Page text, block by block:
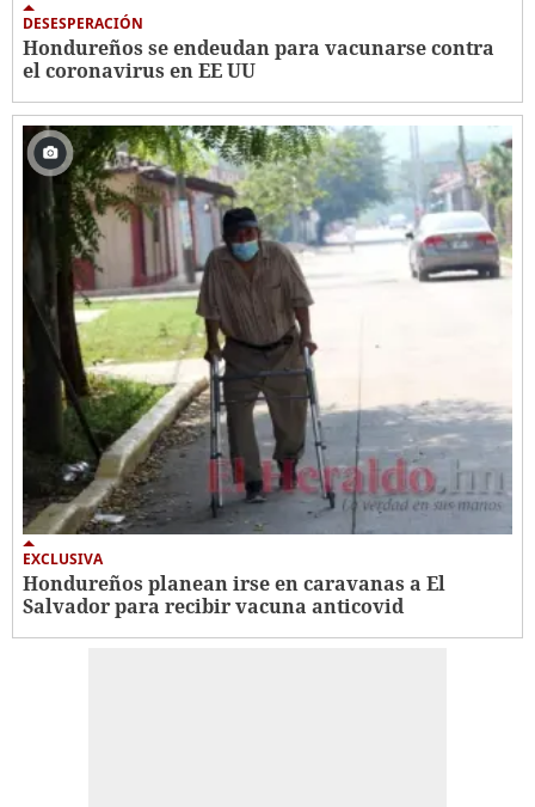
DESESPERACIÓN
Hondureños se endeudan para vacunarse contra
el coronavirus en EE UU
EXCLUSIVA
Hondureños planean irse en caravanas a El
Salvador para recibir vacuna anticovid